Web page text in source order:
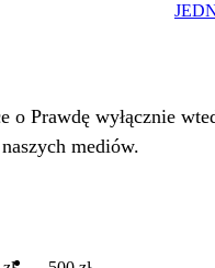
Prawdę wyłącznie
mediów.